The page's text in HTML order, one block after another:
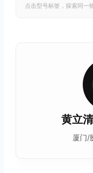
点击型号标签，探索同一
黄立
厦门/